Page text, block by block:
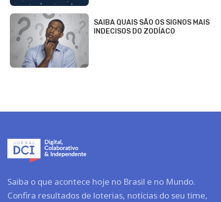
SAIBA QUAIS SÃO OS SIGNOS MAIS
INDECISOS DO ZODÍACO
Saiba o que acontece hoje no Brasil e no Mundo.
Confira resultados de loterias, notícias do seu time,